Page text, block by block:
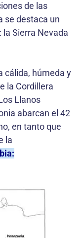
de las
se destaca un
Sierra Nevada
cálida, húmeda y
la Cordillera
Llanos
abarcan el 42
en tanto que
la